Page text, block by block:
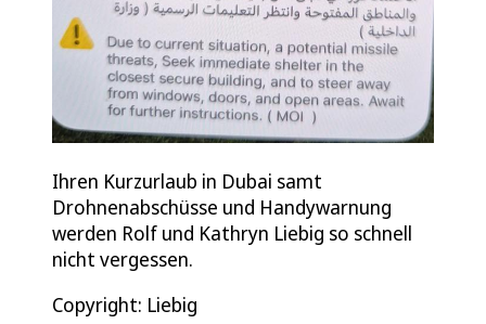
Ihren Kurzurlaub in Dubai samt
Drohnenabschüsse und Handywarnung
werden Rolf und Kathryn Liebig so schnell
nicht vergessen.
Copyright: Liebig